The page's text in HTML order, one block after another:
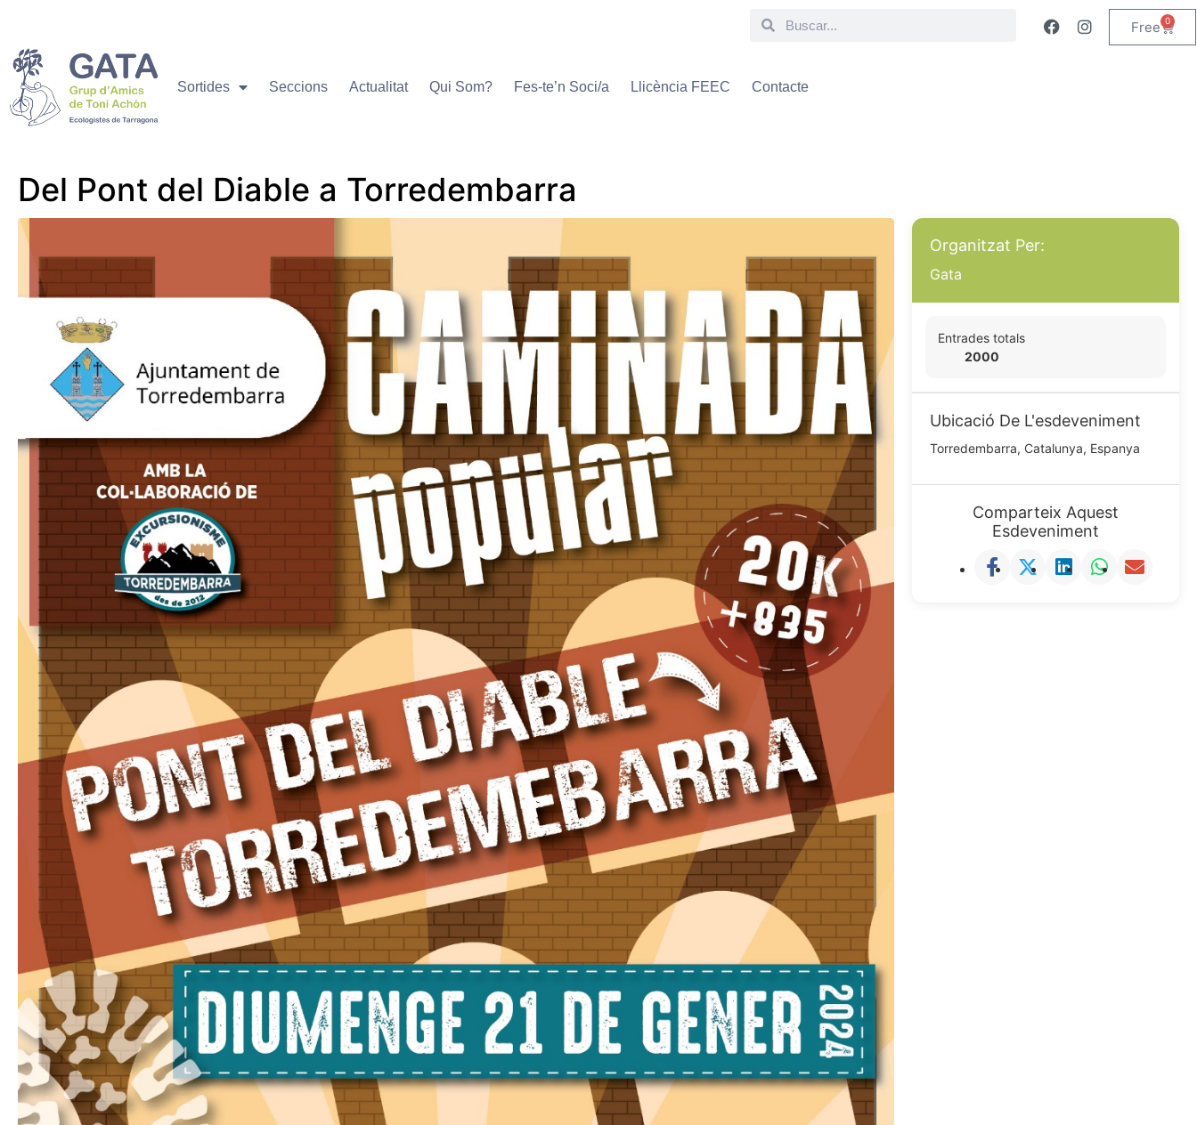
Free 0
Sortides Seccions Actualitat Qui Som? Fes-te’n Soci/a Llicència FEEC Contacte
Del Pont del Diable a Torredembarra
Organitzat Per:
Gata
Entrades totals
2000
Ubicació De L'esdeveniment
Torredembarra, Catalunya, Espanya
Comparteix Aquest
Esdeveniment